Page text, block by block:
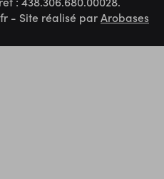
- Site réalisé parArobases